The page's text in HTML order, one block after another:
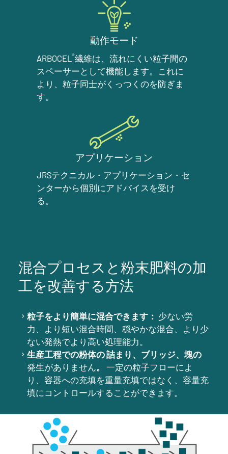
動作モード
ARBOCEL ®繊維は、流れにくい粒子間の
スペーサーとして機能します。これに
より、粒子同士がくっつくのを防ぎま
す。
アプリケーション
JRSテクニカル・アプリケーション・セ
ンターから個別にアドバイスを受け
る。
混合プロセスと粉末肥料の加
工を改善する方法
粒子をより簡単に混合できます： 少ない労
力、より短い混合時間、穏やかな混合、より少
ない発熱でより高い処理能力。
生産工程での粉体の詰まり、ブリッジ、塊の
発生がありません 。 一定の粒子フローによ
り、容器への充填を重量充填ではなく、容量充
填にコントロールすることができます。